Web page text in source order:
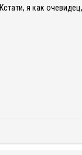
Кстати, я как